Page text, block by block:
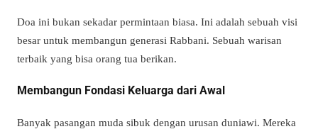
Doa ini bukan sekadar permintaan biasa. Ini adalah sebuah visi
besar untuk membangun generasi Rabbani. Sebuah warisan
terbaik yang bisa orang tua berikan.
Membangun Fondasi Keluarga dari Awal
Banyak pasangan muda sibuk dengan urusan duniawi. Mereka